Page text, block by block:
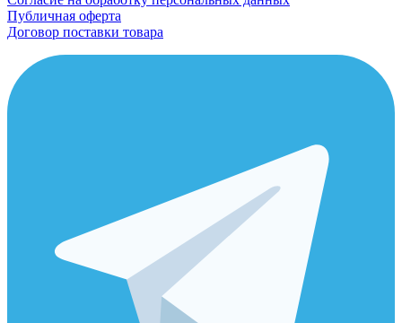
Публичная оферта
Договор поставки товара